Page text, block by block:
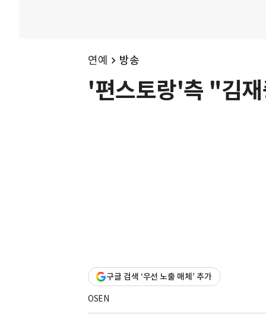
연예 방송
'편스토랑'측 "김
구글 검색 ‘우선 노출 매체’ 추가
OSEN